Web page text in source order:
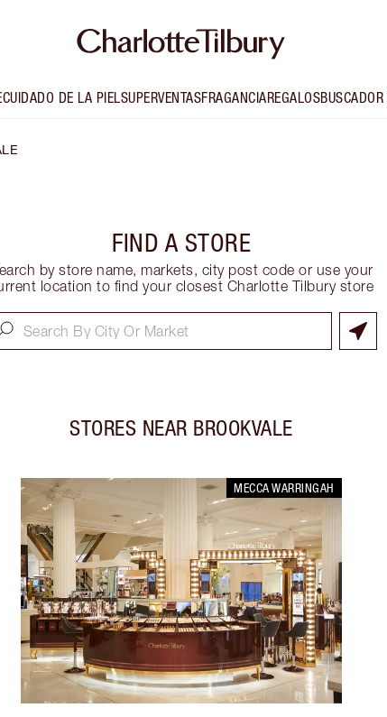
CUIDADO DE LA PIELSUPERVENTASFRAGANCIAREGALOS
FIND A STORE
by store name, markets, city post code or use your
location to find your closest Charlotte Tilbury store
STORES NEAR BROOKVALE
MECCA WARRINGAH